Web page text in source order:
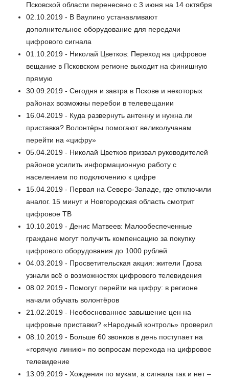
Псковской области перенесено с 3 июня на 14 октября
02.10.2019 - В Ваулино устанавливают
дополнительное оборудование для передачи
цифрового сигнала
01.10.2019 - Николай Цветков: Переход на цифровое
вещание в Псковском регионе выходит на финишную
прямую
30.09.2019 - Сегодня и завтра в Пскове и некоторых
районах возможны перебои в телевещании
16.04.2019 - Куда развернуть антенну и нужна ли
приставка? Волонтёры помогают великолучанам
перейти на «цифру»
05.04.2019 - Николай Цветков призвал руководителей
районов усилить информационную работу с
населением по подключению к цифре
15.04.2019 - Первая на Северо-Западе, где отключили
аналог. 15 минут и Новгородская область смотрит
цифровое ТВ
10.10.2019 - Денис Матвеев: Малообеспеченные
граждане могут получить компенсацию за покупку
цифрового оборудования до 1000 рублей
04.03.2019 - Просветительская акция: жители Гдова
узнали всё о возможностях цифрового телевидения
08.02.2019 - Помогут перейти на цифру: в регионе
начали обучать волонтёров
21.02.2019 - Необоснованное завышение цен на
цифровые приставки? «Народный контроль» проверил
08.10.2019 - Больше 60 звонков в день поступает на
«горячую линию» по вопросам перехода на цифровое
телевидение
13.09.2019 - Хождения по мукам, а сигнала так и нет –